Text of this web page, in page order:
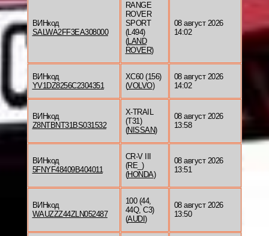
ВИНкод
SALWA2FF3EA308000
RANGE
ROVER
SPORT
(L494)
(LAND
ROVER)
08 август 2026
14:02
ВИНкод
YV1DZ8256C2304351
XC60 (156)
(VOLVO)
08 август 2026
14:02
ВИНкод
Z8NTBNT31BS031532
X-TRAIL
(T31)
(NISSAN)
08 август 2026
13:58
ВИНкод
5FNYF48409B404011
CR-V III
(RE_)
(HONDA)
08 август 2026
13:51
ВИНкод
WAUZZZ44ZLN052487
100 (44,
44Q, C3)
(AUDI )
08 август 2026
13:50